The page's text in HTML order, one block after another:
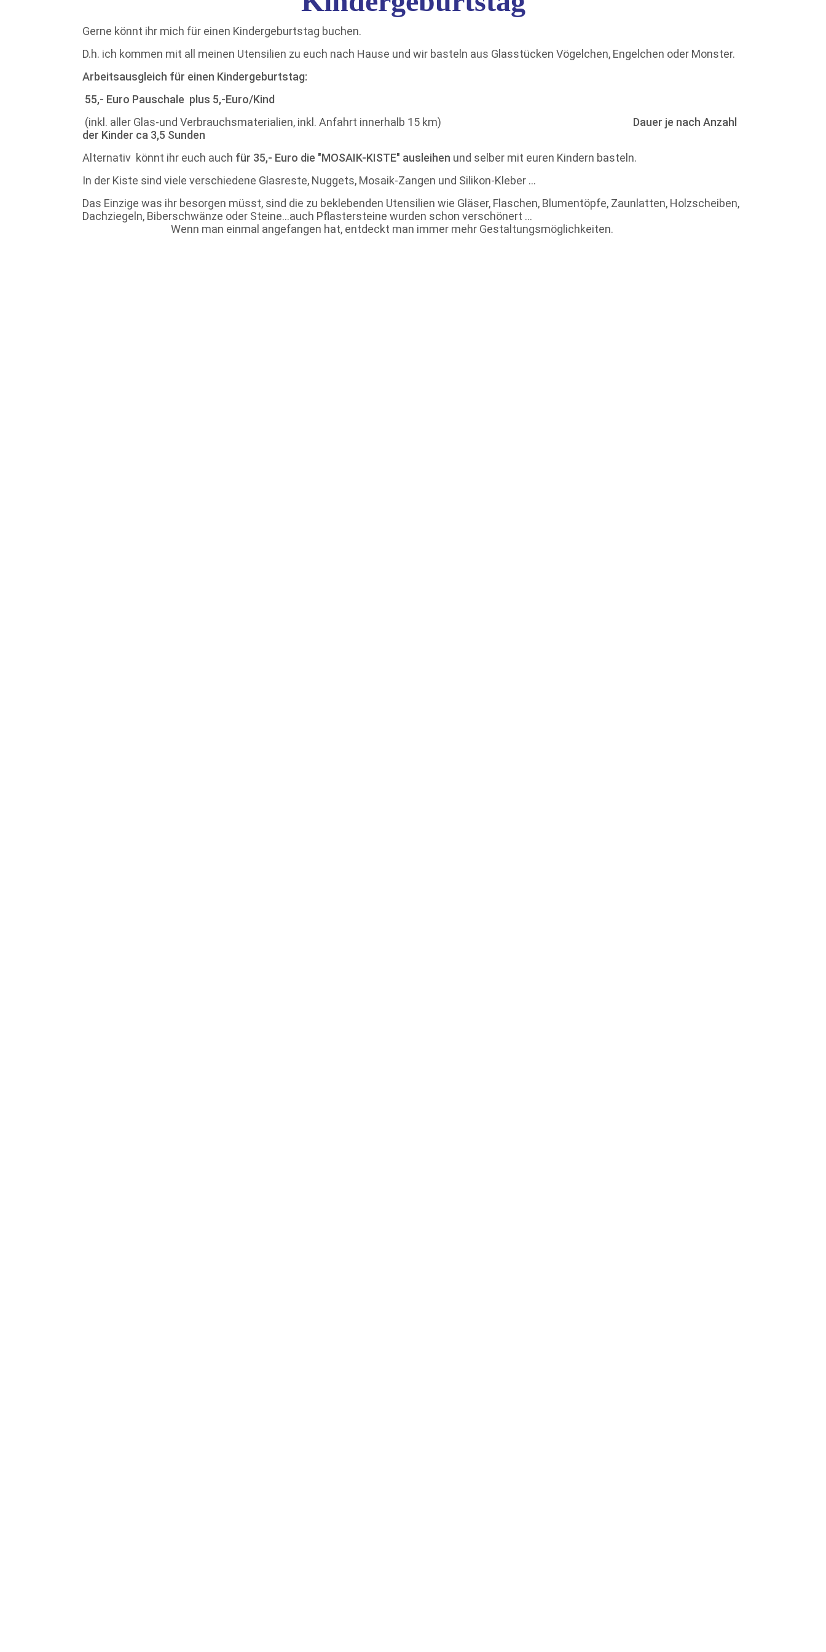
Gerne könnt ihr mich für einen Kindergeburtstag buchen.
D.h. ich kommen mit all meinen Utensilien zu euch nach Hause und wir basteln aus Glasstücken Vögelchen, Engelchen oder Monster.
Arbeitsausgleich für einen Kindergeburtstag:
55,- Euro Pauschale plus 5,-Euro/Kind
(inkl. aller Glas-und Verbrauchsmaterialien, inkl. Anfahrt innerhalb 15 km) Dauer je nach Anzahl
der Kinder ca 3,5 Sunden
Alternativ könnt ihr euch auch für 35,- Euro die "MOSAIK-KISTE" ausleihen und selber mit euren Kindern basteln.
In der Kiste sind viele verschiedene Glasreste, Nuggets, Mosaik-Zangen und Silikon-Kleber …
Das Einzige was ihr besorgen müsst, sind die zu beklebenden Utensilien wie Gläser, Flaschen, Blumentöpfe, Zaunlatten, Holzscheiben,
Dachziegeln, Biberschwänze oder Steine...auch Pflastersteine wurden schon verschönert ...
Wenn man einmal angefangen hat, entdeckt man immer mehr Gestaltungsmöglichkeiten.